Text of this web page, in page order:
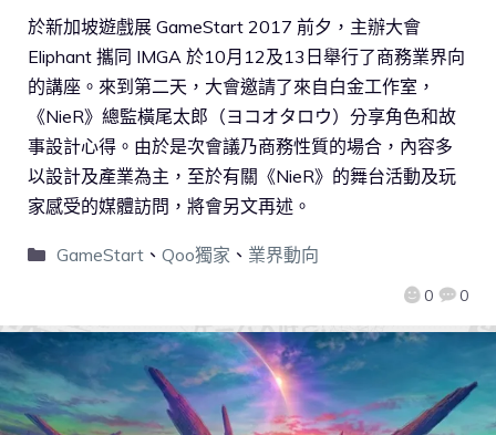
0 0
於新加坡遊戲展 GameStart 2017 前夕，主辦大會
Eliphant 攜同 IMGA 於10月12及13日舉行了商務業界向
的講座。來到第二天，大會邀請了來自白金工作室，
《NieR》總監橫尾太郎（ヨコオタロウ）分享角色和故
事設計心得。由於是次會議乃商務性質的場合，內容多
以設計及產業為主，至於有關《NieR》的舞台活動及玩
家感受的媒體訪問，將會另文再述。
GameStart、 Qoo獨家 、 業界動向